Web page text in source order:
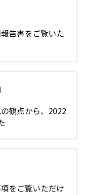
告書をご覧いた
観点から、2022
をご覧いただけ